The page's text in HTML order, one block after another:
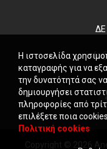
ΔΕ
Copyright © 2026
Η ιστοσελίδα
καταγραφής για να
την δυνατότητά σας
δημιουργήσει
πληροφορίες από
επιλέξετε ποια
Πολιτική cookies